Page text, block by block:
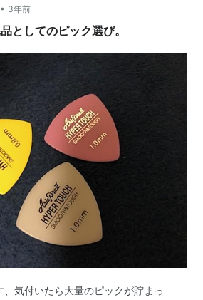
ック作りがスタートそうだ。ジル
歯や被せ物にも使われたりする素
• 3年前
としてのピック選び。
、気付いたら大量のピックが貯まっ